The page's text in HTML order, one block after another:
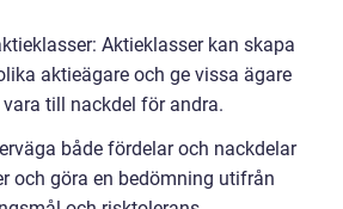
Aktieklasser kan skapa
aktieägare och ge vissa ägare
till nackdel för andra.
både fördelar och nackdelar
och göra en bedömning utifrån